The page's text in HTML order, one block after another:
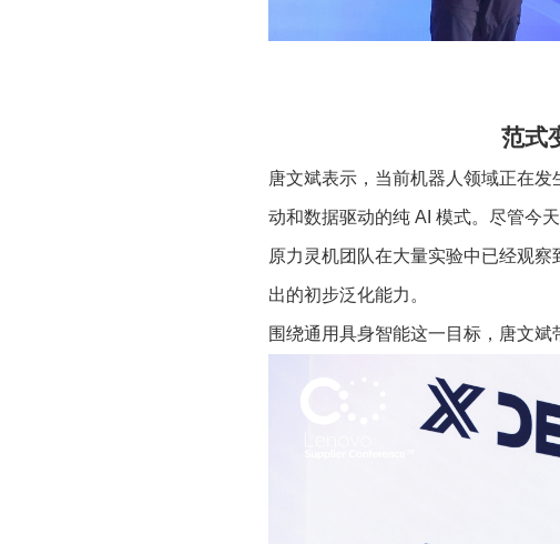
范式
唐文斌表示，当前机器人领域正在发
动和数据驱动的纯 AI 模式。尽管今
原力灵机团队在大量实验中已经观察
出的初步泛化能力。
围绕通用具身智能这一目标，唐文斌